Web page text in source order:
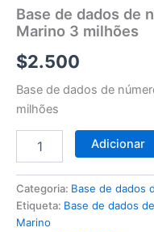
Base de dados de
Marino 3 milhões
$2.500
Base de dados de
milhões
Adicionar
Categoria: Base de dados
Etiqueta: Base de dados
Marino